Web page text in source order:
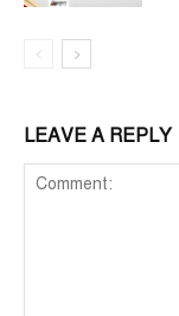
LEAVE A REPLY